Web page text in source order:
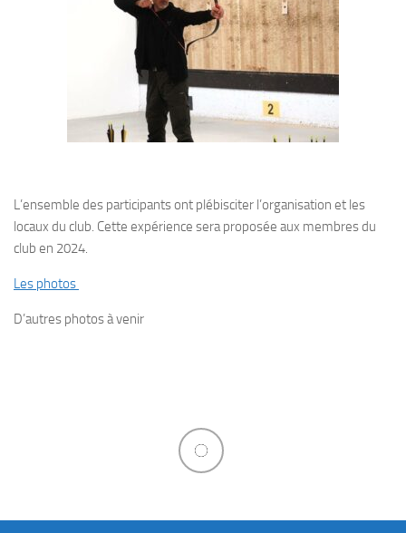
L’ensemble des participants ont plébisciter l’organisation et les
locaux du club. Cette expérience sera proposée aux membres du
club en 2024.
Les photos
D’autres photos à venir